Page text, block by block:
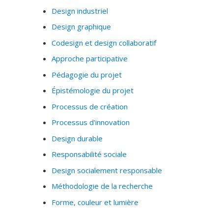
Design industriel
Design graphique
Codesign et design collaboratif
Approche participative
Pédagogie du projet
Épistémologie du projet
Processus de création
Processus d'innovation
Design durable
Responsabilité sociale
Design socialement responsable
Méthodologie de la recherche
Forme, couleur et lumière